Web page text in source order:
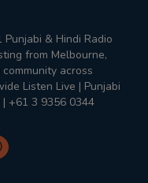
& Hindi Radio
from Melbourne,
across
Listen Live | Punjabi
+61 3 9356 0344